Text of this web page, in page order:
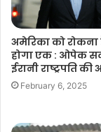
अमेरिका को रोकना
होगा एक : ओपेक
ईरानी राष्ट्रपति की
February 6, 2025